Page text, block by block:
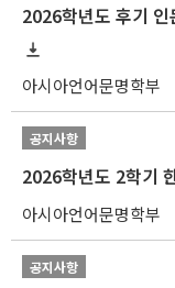
2026학년도 후기
아시아언어문명학부
공지사항
아시아언어문명학부
공지사항